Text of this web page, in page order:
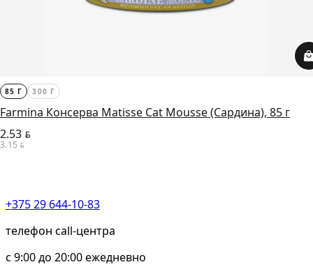
85 Г 300 Г
Farmina Консерва Matisse Cat Mousse (Сардина), 85 г
2.53 BYN
3.15 BYN
+375 29 644-10-83
телефон call-центра
c 9:00 до 20:00 ежедневно